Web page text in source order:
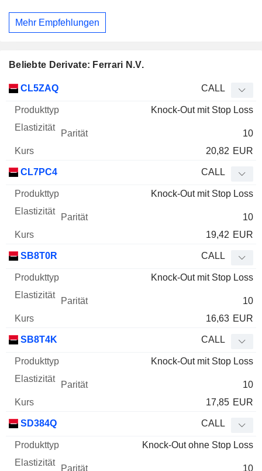
Mehr Empfehlungen
Beliebte Derivate: Ferrari N.V.
WKN Typ Produkttyp Kurs
CL5ZAQ CALL
Knock-Out mit Stop Loss
10
20,82 EUR
CL7PC4 CALL
Knock-Out mit Stop Loss
10
19,42 EUR
SB8T0R CALL
Knock-Out mit Stop Loss
10
16,63 EUR
SB8T4K CALL
Knock-Out mit Stop Loss
10
17,85 EUR
SD384Q CALL
Knock-Out ohne Stop Loss
10